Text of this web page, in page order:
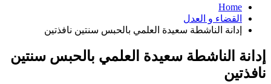
Home
القضاء و العدل
إدانة الناشطة سعيدة العلمي بالحبس سنتين نافذتين
إدانة الناشطة سعيدة العلمي بالحبس سنتين
نافذتين